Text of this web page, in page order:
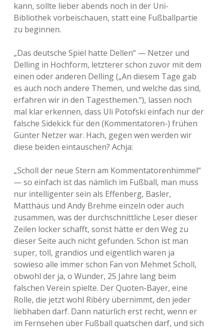
kann, sollte lieber abends noch in der Uni-
Bibliothek vorbeischauen, statt eine Fußballpartie
zu beginnen.
„Das deutsche Spiel hatte Dellen“ — Netzer und
Delling in Hochform, letzterer schon zuvor mit dem
einen oder anderen Delling („An diesem Tage gab
es auch noch andere Themen, und welche das sind,
erfahren wir in den Tagesthemen.“), lassen noch
mal klar erkennen, dass Uli Potofski einfach nur der
falsche Sidekick für den (Kommentatoren-) frühen
Günter Netzer war. Hach, gegen wen werden wir
diese beiden eintauschen? Achja:
„Scholl der neue Stern am Kommentatorenhimmel“
— so einfach ist das nämlich im Fußball, man muss
nur intelligenter sein als Effenberg, Basler,
Matthäus und Andy Brehme einzeln oder auch
zusammen, was der durchschnittliche Leser dieser
Zeilen locker schafft, sonst hätte er den Weg zu
dieser Seite auch nicht gefunden. Schon ist man
super, toll, grandios und eigentlich waren ja
sowieso alle immer schon Fan von Mehmet Scholl,
obwohl der ja, o Wunder, 25 Jahre lang beim
falschen Verein spielte. Der Quoten-Bayer, eine
Rolle, die jetzt wohl Ribéry übernimmt, den jeder
liebhaben darf. Dann natürlich erst recht, wenn er
im Fernsehen über Fußball quatschen darf, und sich